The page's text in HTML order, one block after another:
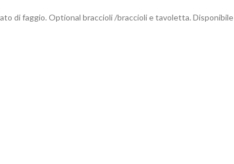
di faggio. Optional braccioli /braccioli e tavoletta.